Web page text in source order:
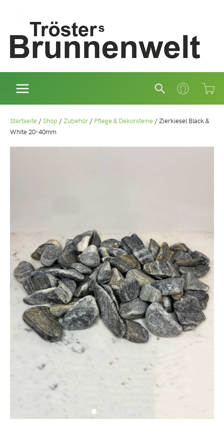
Suchen
Startseite /Shop /Zubehör / Pflege & Dekorsteine /Zierkiesel Black &
White 20-40mm